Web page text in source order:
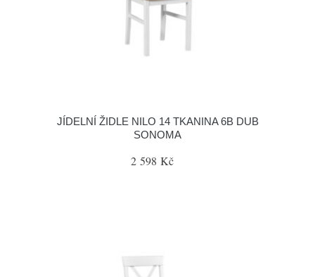
JÍDELNÍ ŽIDLE NILO 14 TKANINA 6B DUB
SONOMA
2 598 Kč